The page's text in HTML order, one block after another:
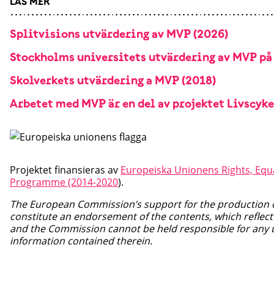
Splitvisions utvärdering av MVP (2026)
Stockholms universitets utvärdering av MVP på
Skolverkets utvärdering a MVP (2018)
Arbetet med MVP är en del av projektet
Projektet finansieras av Europeiska Unionens Rights,
Programme (2014-2020).
The European Commission’s support for the
constitute an endorsement of the contents, which
and the Commission cannot be held responsible for any
information contained therein.